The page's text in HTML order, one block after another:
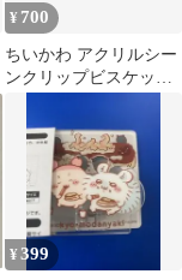
¥ 700
ちいかわ アクリルシー
ンクリップビスケット
ンガ 古本屋
¥399